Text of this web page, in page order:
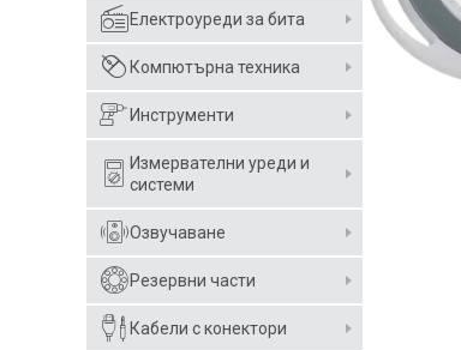
Електроуреди за бита
Компютърна техника
Инструменти
Измервателни уреди и
системи
Озвучаване
Резервни части
Кабели с конектори